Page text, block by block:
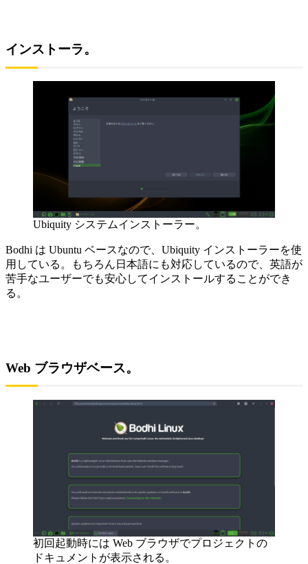
インストーラ。
Ubiquity システムインストーラー。
Bodhi は Ubuntu ベースなので、Ubiquity インストーラーを使
用している。もちろん日本語にも対応しているので、英語が
苦手なユーザーでも安心してインストールすることができ
る。
Web ブラウザベース。
初回起動時には Web ブラウザでプロジェクトの
ドキュメントが表示される。